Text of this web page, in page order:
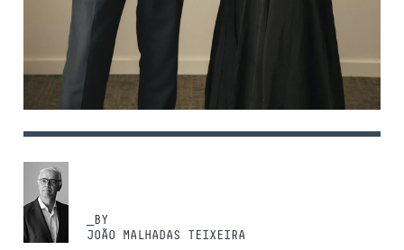
_BY
JOÃO MALHADAS TEIXEIRA